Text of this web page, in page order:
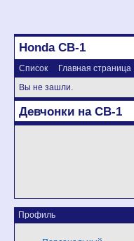
Honda CB-1
Список Главная страница
Вы не зашли.
Девчонки на CB-1
Профиль